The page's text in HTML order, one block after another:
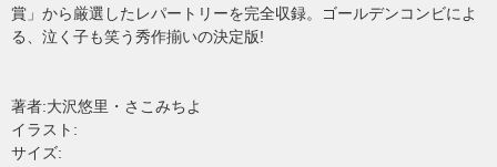
賞」から厳選したレパートリーを完全収録。ゴールデンコンビによ
る、泣く子も笑う秀作揃いの決定版!
著者:大沢悠里・さこみちよ
イラスト:
サイズ: